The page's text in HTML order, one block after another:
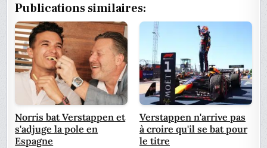
Publications similaires:
Norris bat Verstappen et
s'adjuge la pole en
Espagne
Verstappen n'arrive pas
à croire qu'il se bat pour
le titre